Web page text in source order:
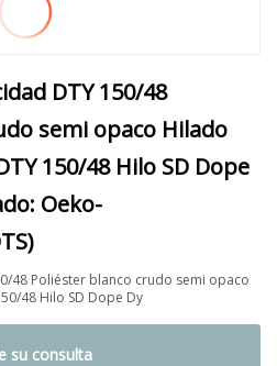
DTY 150/48
semi opaco Hilado
150/48 Hilo SD Dope
Oeko-
48 Poliéster blanco crudo semi opaco
48 Hilo SD Dope Dy
su consulta